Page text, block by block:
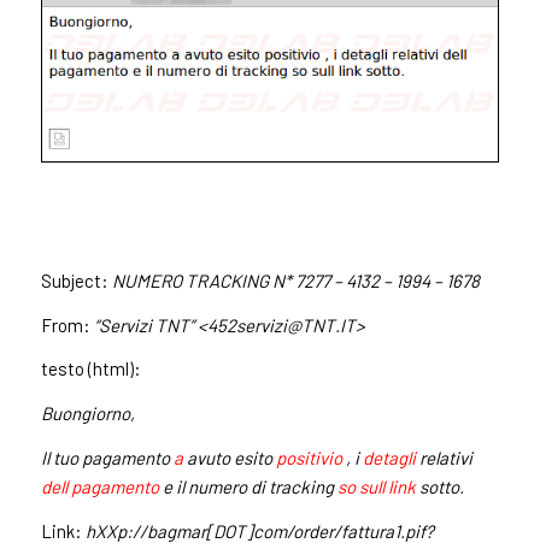
Subject: NUMERO TRACKING N* 7277 – 4132 – 1994 – 1678
From: “Servizi TNT” <452servizi@TNT.IT>
testo (html):
Buongiorno,
Il tuo pagamentoaavuto esitopositivio, idetaglirelativi
dell pagamentoe il numero di trackingso sull linksotto.
Link: hXXp://bagmar[DOT]com/order/fattura1.pif?